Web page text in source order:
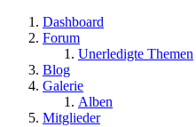
Dashboard
Forum
Unerledigte Themen
Blog
Galerie
Alben
Mitglieder